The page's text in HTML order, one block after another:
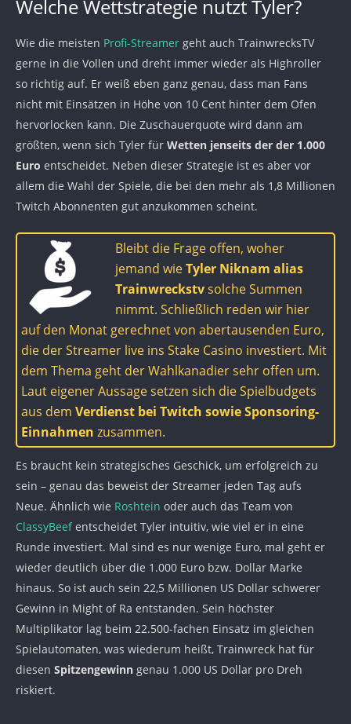
Welche Wettstrategie nutzt Tyler?
Wie die meisten Profi-Streamer geht auch TrainwrecksTV
gerne in die Vollen und dreht immer wieder als Highroller
so richtig auf. Er weiß eben ganz genau, dass man Fans
nicht mit Einsätzen in Höhe von 10 Cent hinter dem Ofen
hervorlocken kann. Die Zuschauerquote wird dann am
größten, wenn sich Tyler für Wetten jenseits der der 1.000
Euro entscheidet. Neben dieser Strategie ist es aber vor
allem die Wahl der Spiele, die bei den mehr als 1,8 Millionen
Twitch Abonnenten gut anzukommen scheint.
Bleibt die Frage offen, woher
jemand wieTyler Niknam alias
Trainwreckstvsolche Summen
nimmt. Schließlich reden wir hier
auf den Monat gerechnet von abertausenden Euro,
die der Streamer live ins Stake Casino investiert. Mit
dem Thema geht der Wahlkanadier sehr offen um.
Laut eigener Aussage setzen sich die Spielbudgets
aus dem Verdienst bei Twitch sowie Sponsoring-
Einnahmen zusammen.
Es braucht kein strategisches Geschick, um erfolgreich zu
sein – genau das beweist der Streamer jeden Tag aufs
Neue. Ähnlich wie Roshtein oder auch das Team von
ClassyBeefentscheidet Tyler intuitiv, wie viel er in eine
Runde investiert. Mal sind es nur wenige Euro, mal geht er
wieder deutlich über die 1.000 Euro bzw. Dollar Marke
hinaus. So ist auch sein 22,5 Millionen US Dollar schwerer
Gewinn in Might of Ra entstanden. Sein höchster
Multiplikator lag beim 22.500-fachen Einsatz im gleichen
Spielautomaten, was wiederum heißt, Trainwreck hat für
diesen Spitzengewinn genau 1.000 US Dollar pro Dreh
riskiert.